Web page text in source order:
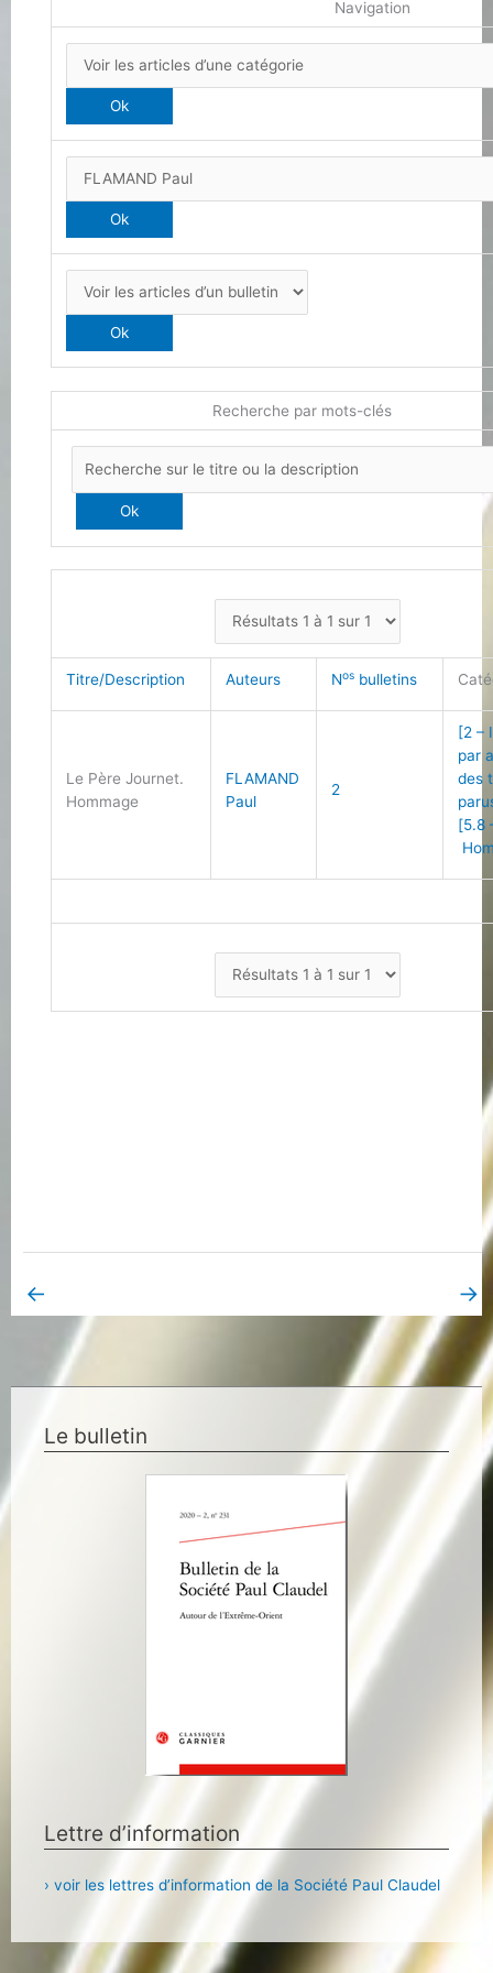
Navigation
Recherche par mots-clés
Titre/Description Auteurs Nos bulletins
Le Père Journet.
Hommage
FLAMAND
Paul
2
[2 –
par
des
[5.8
← →
Le bulletin
Lettre d’information
› voir les lettres d’information de la Société Paul Claudel